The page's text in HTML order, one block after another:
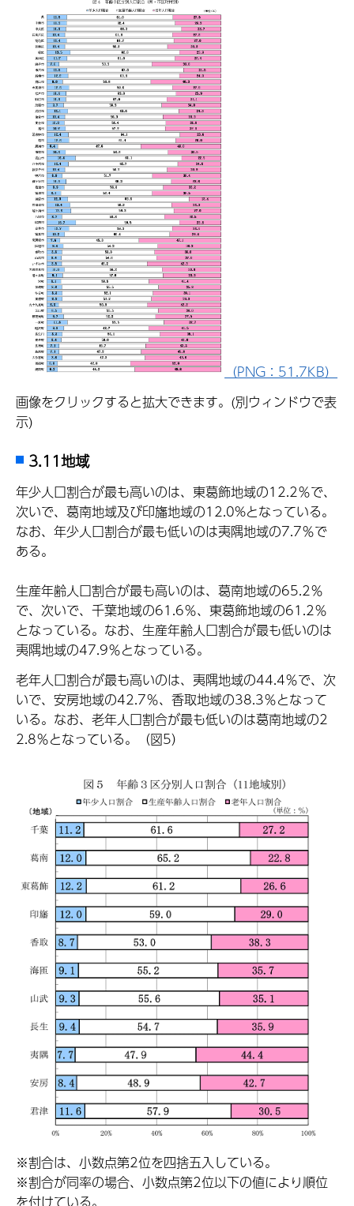
（PNG：51.7KB）
画像をクリックすると拡大できます。(別ウィンドウで表
示)
3.11地域
年少人口割合が最も高いのは、東葛飾地域の12.2％で、
次いで、葛南地域及び印旛地域の12.0%となっている。
なお、年少人口割合が最も低いのは夷隅地域の7.7％で
ある。
生産年齢人口割合が最も高いのは、葛南地域の65.2％
で、次いで、千葉地域の61.6％、東葛飾地域の61.2％
となっている。なお、生産年齢人口割合が最も低いのは
夷隅地域の47.9％となっている。
老年人口割合が最も高いのは、夷隅地域の44.4％で、次
いで、安房地域の42.7％、香取地域の38.3％となって
いる。なお、老年人口割合が最も低いのは葛南地域の2
2.8％となっている。（図5）
※割合は、小数点第2位を四捨五入している。
※割合が同率の場合、小数点第2位以下の値により順位
を付けている。